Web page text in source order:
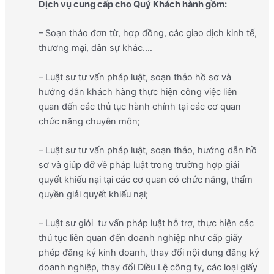
Dịch vụ cung cấp cho Quý Khách hành gồm:
– Soạn thảo đơn từ, hợp đồng, các giao dịch kinh tế,
thương mại, dân sự khác.…
– Luật sư tư vấn pháp luật, soạn thảo hồ sơ và
hướng dẫn khách hàng thực hiện công việc liên
quan đến các thủ tục hành chính tại các cơ quan
chức năng chuyên môn;
– Luật sư tư vấn pháp luật, soạn thảo, hướng dẫn hồ
sơ và giúp đỡ về pháp luật trong trường hợp giải
quyết khiếu nại tại các cơ quan có chức năng, thẩm
quyền giải quyết khiếu nại;
– Luật sư giỏi tư vấn pháp luật hỗ trợ, thực hiện các
thủ tục liên quan đến doanh nghiệp như cấp giấy
phép đăng ký kinh doanh, thay đổi nội dung đăng ký
doanh nghiệp, thay đổi Điều Lệ công ty, các loại giấy